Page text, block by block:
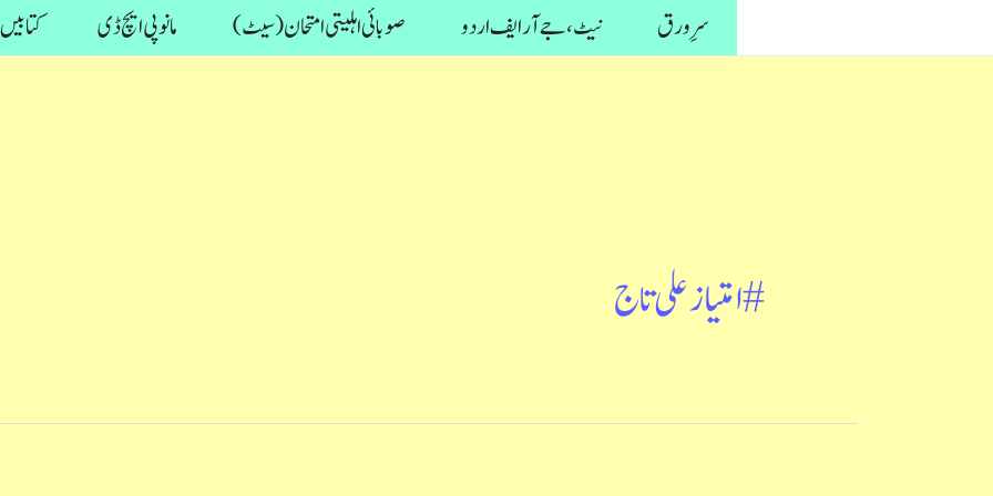
سرِ ورق نیٹ، جے آر ایف اردو صوبائی اہلیتی امتحان (سیٹ) مانو پی ایچ ڈی کتابیں
#امتیاز علی تاج